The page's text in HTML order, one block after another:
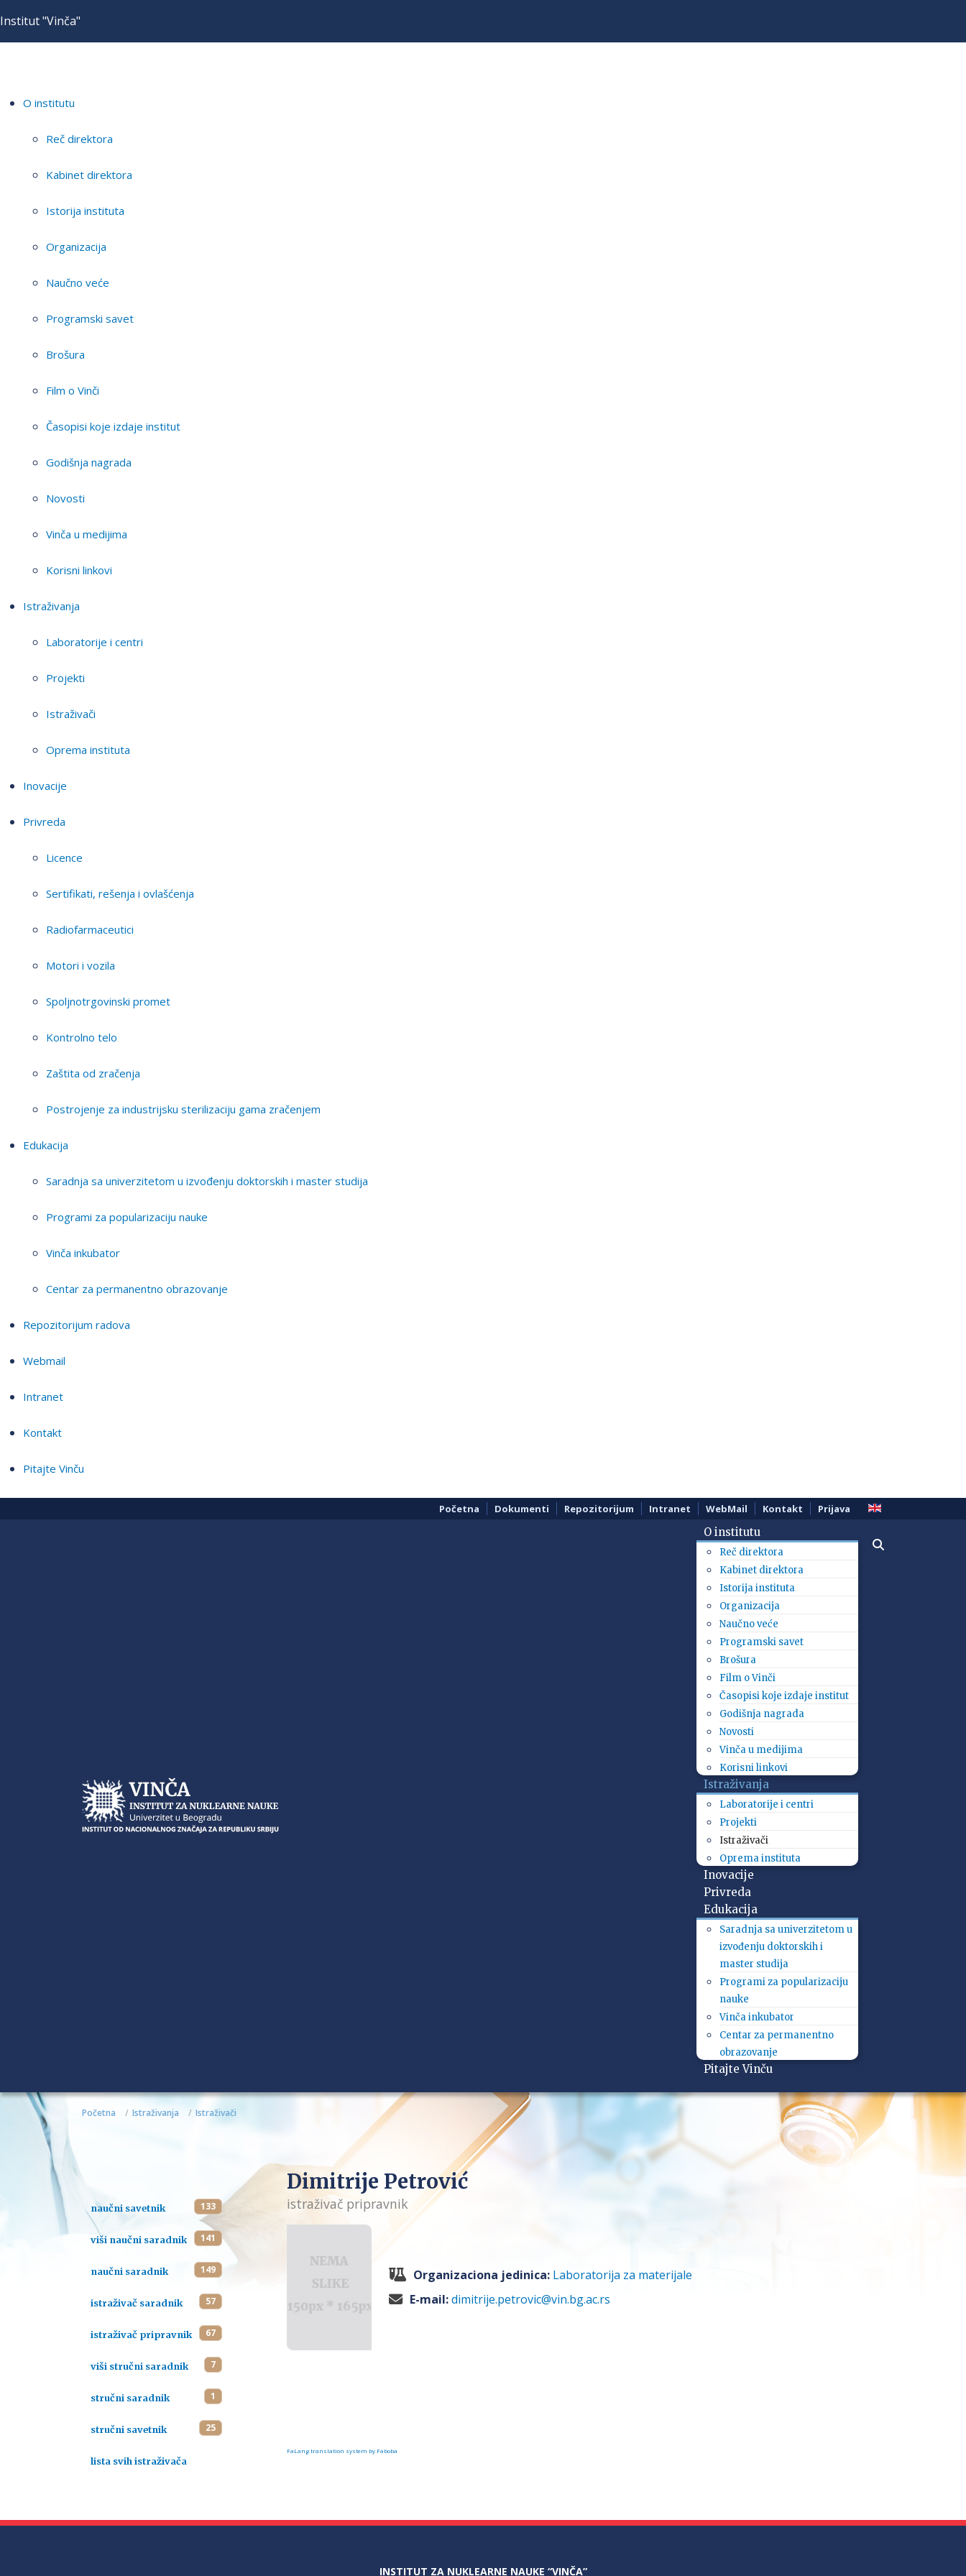
Institut "Vinča"
O institutu
Reč direktora
Kabinet direktora
Istorija instituta
Organizacija
Naučno veće
Programski savet
Brošura
Film o Vinči
Časopisi koje izdaje institut
Godišnja nagrada
Novosti
Vinča u medijima
Korisni linkovi
Istraživanja
Laboratorije i centri
Projekti
Istraživači
Oprema instituta
Inovacije
Privreda
Licence
Sertifikati, rešenja i ovlašćenja
Radiofarmaceutici
Motori i vozila
Spoljnotrgovinski promet
Kontrolno telo
Zaštita od zračenja
Postrojenje za industrijsku sterilizaciju gama zračenjem
Edukacija
Saradnja sa univerzitetom u izvođenju doktorskih i master studija
Programi za popularizaciju nauke
Vinča inkubator
Centar za permanentno obrazovanje
Repozitorijum radova
Webmail
Intranet
Kontakt
Pitajte Vinču
Početna Dokumenti Repozitorijum Intranet WebMail Kontakt Prijava
O institutu
Reč direktora
Kabinet direktora
Istorija instituta
Organizacija
Naučno veće
Programski savet
Brošura
Film o Vinči
Časopisi koje izdaje institut
Godišnja nagrada
Novosti
Vinča u medijima
Korisni linkovi
Istraživanja
Laboratorije i centri
Projekti
Istraživači
Oprema instituta
Inovacije
Privreda
Edukacija
Saradnja sa univerzitetom u
izvođenju doktorskih i
master studija
Programi za popularizaciju
nauke
Vinča inkubator
Centar za permanentno
obrazovanje
Pitajte Vinču
Početna Istraživanja Istraživači
naučni savetnik 133
viši naučni saradnik 141
naučni saradnik 149
istraživač saradnik 57
istraživač pripravnik 67
viši stručni saradnik 7
stručni saradnik 1
stručni savetnik 25
lista svih istraživača
Dimitrije Petrović
istraživač pripravnik
Organizaciona jedinica: Laboratorija za materijale
E-mail:dimitrije.petrovic@vin.bg.ac.rs
FaLang translation system by Faboba
INSTITUT ZA NUKLEARNE NAUKE “VINČA”